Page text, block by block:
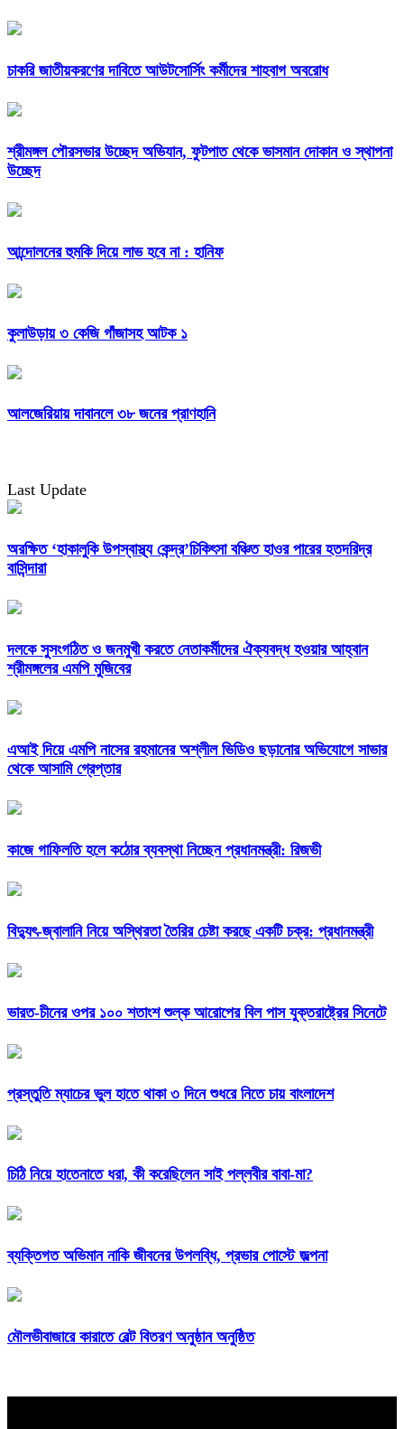
চাকরি জাতীয়করণের দাবিতে আউটসোর্সিং কর্মীদের শাহবাগ অবরোধ
শ্রীমঙ্গল পৌরসভার উচ্ছেদ অভিযান, ফুটপাত থেকে ভাসমান দোকান ও স্থাপনা
উচ্ছেদ
আন্দোলনের হুমকি দিয়ে লাভ হবে না : হানিফ
কুলাউড়ায় ৩ কেজি গাঁজাসহ আটক ১
আলজেরিয়ায় দাবানলে ৩৮ জনের প্রাণহানি
Last Update
অরক্ষিত ‘হাকালুকি উপস্বাস্থ্য কেন্দ্র’চিকিৎসা বঞ্চিত হাওর পারের হতদরিদ্র
বাসিন্দারা
দলকে সুসংগঠিত ও জনমুখী করতে নেতাকর্মীদের ঐক্যবদ্ধ হওয়ার আহ্বান
শ্রীমঙ্গলের এমপি মুজিবের
এআই দিয়ে এমপি নাসের রহমানের অশ্লীল ভিডিও ছড়ানোর অভিযোগে সাভার
থেকে আসামি গ্রেপ্তার
কাজে গাফিলতি হলে কঠোর ব্যবস্থা নিচ্ছেন প্রধানমন্ত্রী: রিজভী
বিদ্যুৎ-জ্বালানি নিয়ে অস্থিরতা তৈরির চেষ্টা করছে একটি চক্র: প্রধানমন্ত্রী
ভারত-চীনের ওপর ১০০ শতাংশ শুল্ক আরোপের বিল পাস যুক্তরাষ্ট্রের সিনেটে
প্রস্তুতি ম্যাচের ভুল হাতে থাকা ৩ দিনে শুধরে নিতে চায় বাংলাদেশ
চিঠি নিয়ে হাতেনাতে ধরা, কী করেছিলেন সাই পল্লবীর বাবা-মা?
ব্যক্তিগত অভিমান নাকি জীবনের উপলব্ধি, প্রভার পোস্টে জল্পনা
মৌলভীবাজারে কারাতে বেল্ট বিতরণ অনুষ্ঠান অনুষ্ঠিত